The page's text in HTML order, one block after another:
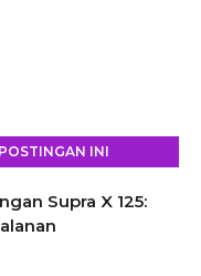
INI
Supra X 125: